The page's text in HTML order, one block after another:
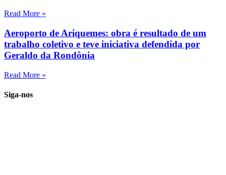
Read More »
Aeroporto de Ariquemes: obra é resultado de um
trabalho coletivo e teve iniciativa defendida por
Geraldo da Rondônia
Read More »
Siga-nos